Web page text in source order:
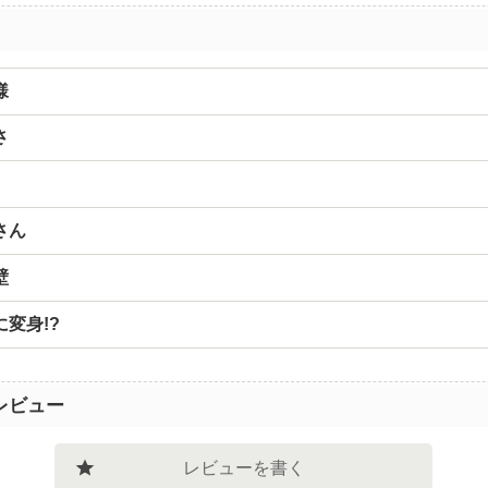
ん
変身!?
ビュー
レビューを書く